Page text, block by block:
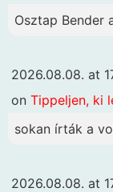
Osztap Bender
2026.08.08. at
on Tippeljen, ki
sokan írták a
2026.08.08. at